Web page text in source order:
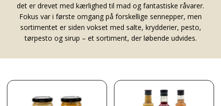
det er drevet med kærlighed til mad og fantastiske råvarer.
Fokus var i første omgang på forskellige sennepper, men
sortimentet er siden vokset med salte, krydderier, pesto,
tørpesto og sirup – et sortiment, der løbende udvides.